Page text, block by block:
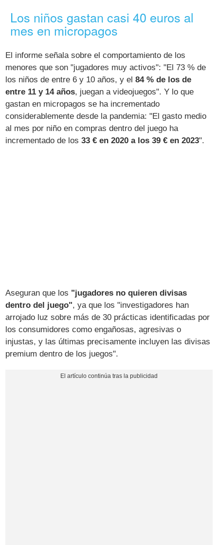
Los niños gastan casi 40 euros al
mes en micropagos
El informe señala sobre el comportamiento de los
menores que son "jugadores muy activos": "El 73 % de
los niños de entre 6 y 10 años, y el84 % de los de
entre 11 y 14 años, juegan a videojuegos". Y lo que
gastan en micropagos se ha incrementado
considerablemente desde la pandemia: "El gasto medio
al mes por niño en compras dentro del juego ha
incrementado de los33 € en 2020 a los 39 € en 2023".
Aseguran que los "jugadores no quieren divisas
dentro del juego", ya que los "investigadores han
arrojado luz sobre más de 30 prácticas identificadas por
los consumidores como engañosas, agresivas o
injustas, y las últimas precisamente incluyen las divisas
premium dentro de los juegos".